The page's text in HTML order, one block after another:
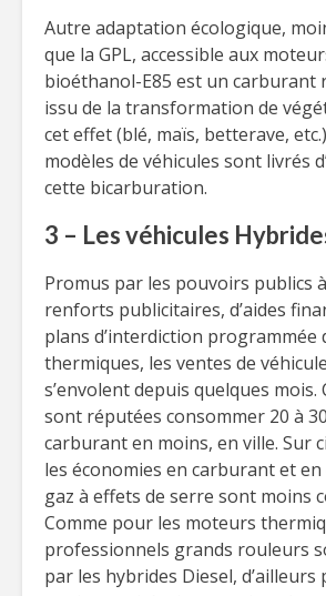
Autre adaptation écologique,
que la GPL, accessible aux
bioéthanol-E85 est un carburant
issu de la transformation de
cet effet (blé, maïs, betterave,
modèles de véhicules sont livrés
cette bicarburation.
3 – Les véhicules
Promus par les pouvoirs publics
renforts publicitaires, d’aides
plans d’interdiction programmée
thermiques, les ventes de
s’envolent depuis quelques mois.
sont réputées consommer 20 à
carburant en moins, en ville. Sur
les économies en carburant et en
gaz à effets de serre sont moins
Comme pour les moteurs
professionnels grands rouleurs
par les hybrides Diesel,